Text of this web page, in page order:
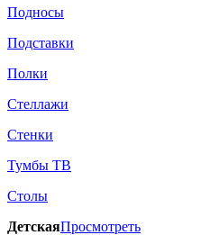
Подносы
Подставки
Полки
Стеллажи
Стенки
Тумбы ТВ
Столы
ДетскаяПросмотреть